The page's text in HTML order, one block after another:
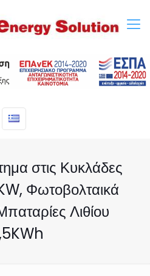
εργαλείων
στις Κυκλάδες
Φωτοβολταικά
Λιθίου